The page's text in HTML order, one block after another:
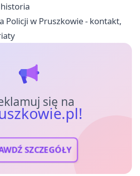
Policji w Pruszkowie - kontakt,
się na
SZCZEGÓŁY